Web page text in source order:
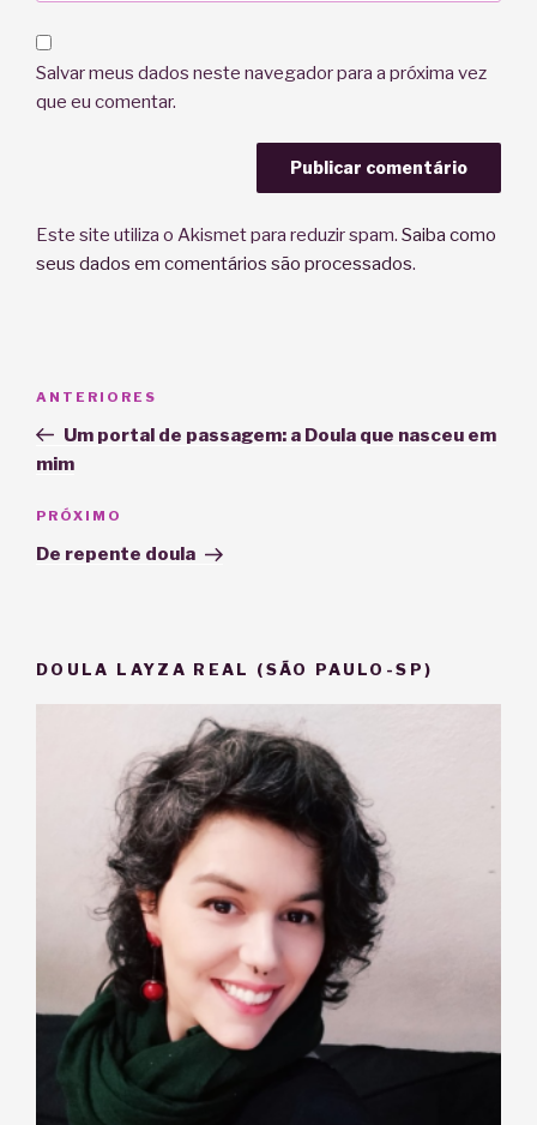
Salvar meus dados neste navegador para a próxima vez
que eu comentar.
Este site utiliza o Akismet para reduzir spam. Saiba como
seus dados em comentários são processados.
Post
Post
anterior
ANTERIORES
Um portal de passagem: a Doula que nasceu em
mim
Próximo
post
PRÓXIMO
De repente doula
DOULA LAYZA REAL (SÃO PAULO-SP)